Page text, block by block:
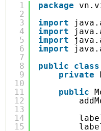
1
2
3
4
5
6
7
8
9
10
11
12
13
14
15
package
import
import
import
import
public
class
private
public